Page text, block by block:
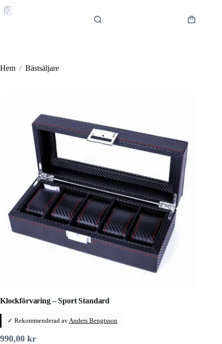
till
Varukorg
Hem / Bästsäljare
Klockförvaring – Sport Standard
✓ Rekommenderad av Anders Bengtsson
990,00 kr